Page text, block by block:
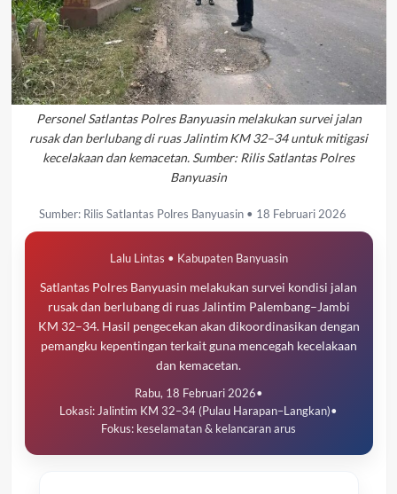
Personel Satlantas Polres Banyuasin melakukan survei jalan
rusak dan berlubang di ruas Jalintim KM 32–34 untuk mitigasi
kecelakaan dan kemacetan. Sumber: Rilis Satlantas Polres
Banyuasin
Sumber: Rilis Satlantas Polres Banyuasin • 18 Februari 2026
Lalu Lintas • Kabupaten Banyuasin
Satlantas Polres Banyuasin melakukan survei kondisi jalan
rusak dan berlubang di ruas Jalintim Palembang–Jambi
KM 32–34. Hasil pengecekan akan dikoordinasikan dengan
pemangku kepentingan terkait guna mencegah kecelakaan
dan kemacetan.
Rabu, 18 Februari 2026•
Lokasi: Jalintim KM 32–34 (Pulau Harapan–Langkan)•
Fokus: keselamatan & kelancaran arus